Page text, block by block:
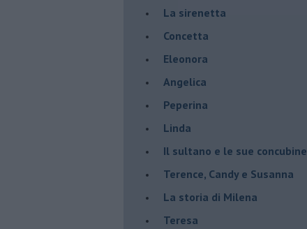
La sirenetta
Concetta
Eleonora
Angelica
Peperina
Linda
Il sultano e le sue concubine
Terence, Candy e Susanna
La storia di Milena
Teresa